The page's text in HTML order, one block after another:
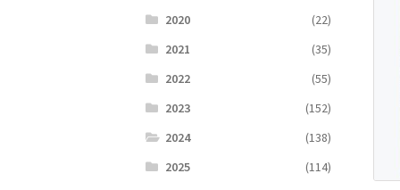
2020
(22)
2021
(35)
2022
(55)
2023
(152)
2024
(138)
2025
(114)